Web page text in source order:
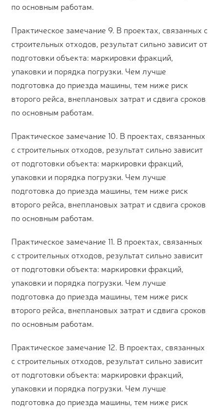
по основным работам.
Практическое замечание 9. В проектах, связанных с
строительных отходов, результат сильно зависит от
подготовки объекта: маркировки фракций,
упаковки и порядка погрузки. Чем лучше
подготовка до приезда машины, тем ниже риск
второго рейса, внеплановых затрат и сдвига сроков
по основным работам.
Практическое замечание 10. В проектах, связанных
с строительных отходов, результат сильно зависит
от подготовки объекта: маркировки фракций,
упаковки и порядка погрузки. Чем лучше
подготовка до приезда машины, тем ниже риск
второго рейса, внеплановых затрат и сдвига сроков
по основным работам.
Практическое замечание 11. В проектах, связанных
с строительных отходов, результат сильно зависит
от подготовки объекта: маркировки фракций,
упаковки и порядка погрузки. Чем лучше
подготовка до приезда машины, тем ниже риск
второго рейса, внеплановых затрат и сдвига сроков
по основным работам.
Практическое замечание 12. В проектах, связанных
с строительных отходов, результат сильно зависит
от подготовки объекта: маркировки фракций,
упаковки и порядка погрузки. Чем лучше
подготовка до приезда машины, тем ниже риск